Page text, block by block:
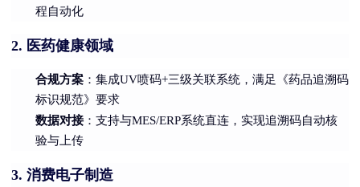
程自动化
2. 医药健康领域
合规方案 ：集成UV喷码+三级关联系统，满足《药品追溯码
标识规范》要求
数据对接：支持与MES/ERP系统直连，实现追溯码自动核
验与上传
3. 消费电子制造